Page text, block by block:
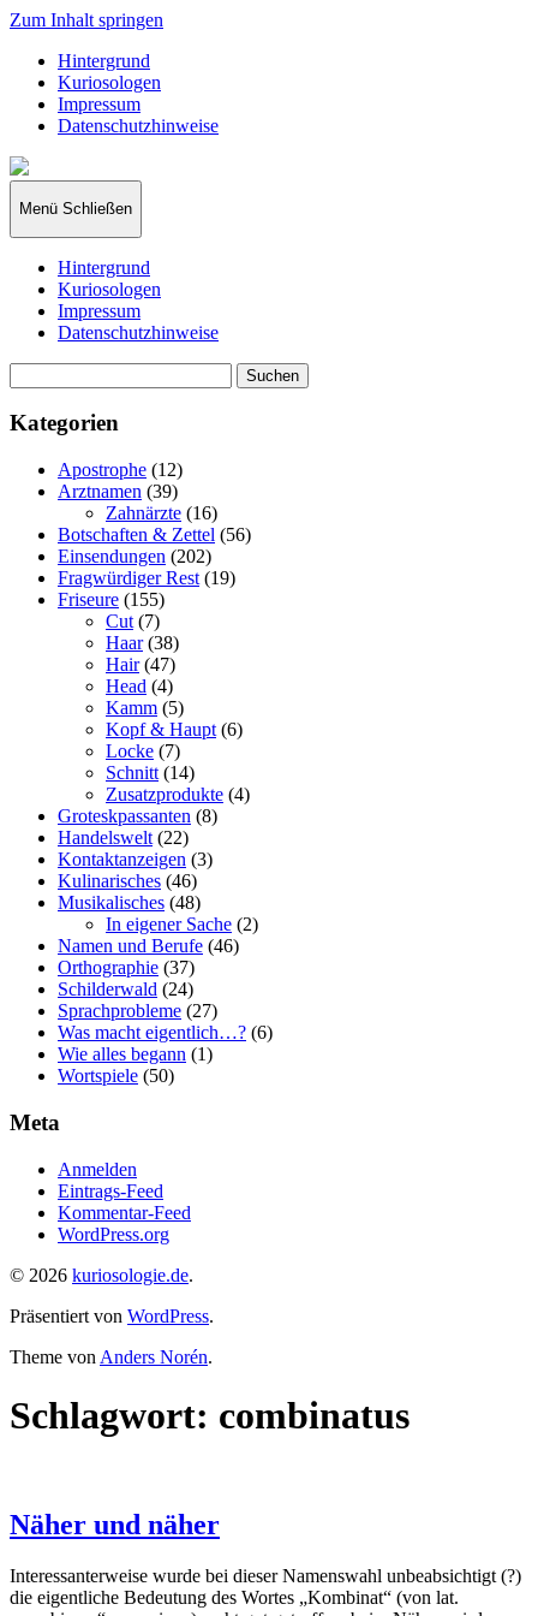
Zum Inhalt springen
Hintergrund
Kuriosologen
Impressum
Datenschutzhinweise
kuriosologie.de
Menü Schließen
Hintergrund
Kuriosologen
Impressum
Datenschutzhinweise
nach:
Kategorien
Apostrophe (12)
Arztnamen (39)
Zahnärzte (16)
Botschaften & Zettel (56)
Einsendungen (202)
Fragwürdiger Rest (19)
Friseure (155)
Cut (7)
Haar(38)
Hair(47)
Head (4)
Kamm (5)
Kopf & Haupt (6)
Locke (7)
Schnitt (14)
Zusatzprodukte (4)
Groteskpassanten (8)
Handelswelt (22)
Kontaktanzeigen (3)
Kulinarisches (46)
Musikalisches (48)
In eigener Sache (2)
Namen und Berufe (46)
Orthographie (37)
Schilderwald (24)
Sprachprobleme (27)
Was macht eigentlich…? (6)
Wie alles begann (1)
Wortspiele (50)
Meta
Anmelden
Eintrags-Feed
Kommentar-Feed
WordPress.org
© 2026 kuriosologie.de.
Präsentiert von WordPress.
Theme von Anders Norén.
Schlagwort: combinatus
Näher und näher
Interessanterweise wurde bei dieser Namenswahl unbeabsichtigt (?)
die eigentliche Bedeutung des Wortes „Kombinat“ (von lat.